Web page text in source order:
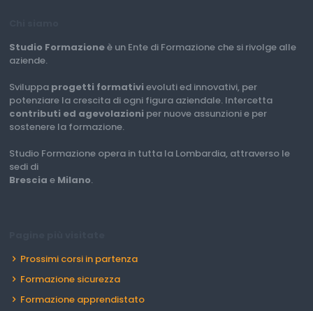
Studio Formazioneè un Ente di Formazione che si rivolge alle
aziende.
Sviluppa progetti formativi evoluti ed innovativi, per
potenziare la crescita di ogni figura aziendale. Intercetta
contributi ed agevolazioni per nuove assunzioni e per
sostenere la formazione.
Studio Formazione opera in tutta la Lombardia, attraverso le
sedi di
Brescia e Milano.
Prossimi corsi in partenza
Formazione sicurezza
Formazione apprendistato